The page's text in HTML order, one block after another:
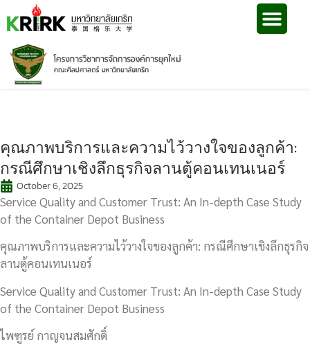
คุณภาพบริการและความไว้วางใจของลูกค้า:
กรณีศึกษาเชิงลึกธุรกิจลานตู้คอนเทนเนอร์
October 6, 2025
Service Quality and Customer Trust: An In-depth Case Study
of the Container Depot Business
คุณภาพบริการและความไว้วางใจของลูกค้า: กรณีศึกษาเชิงลึกธุรกิจ
ลานตู้คอนเทนเนอร์
Service Quality and Customer Trust: An In-depth Case Study
of the Container Depot Business
ไพฑูรย์ กาญจนสมศักดิ์